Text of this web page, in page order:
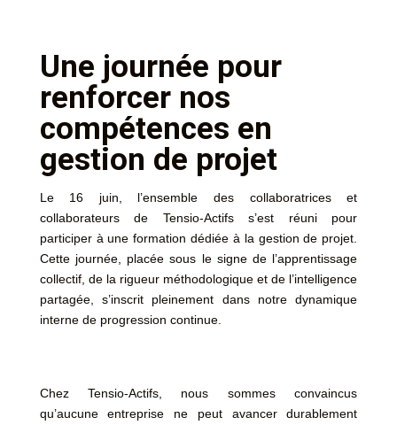
Une journée pour
renforcer nos
compétences en
gestion de projet
Le 16 juin, l’ensemble des collaboratrices et
collaborateurs de Tensio-Actifs s’est réuni pour
participer à une formation dédiée à la gestion de projet.
Cette journée, placée sous le signe de l’apprentissage
collectif, de la rigueur méthodologique et de l’intelligence
partagée, s’inscrit pleinement dans notre dynamique
interne de progression continue.
Chez Tensio-Actifs, nous sommes convaincus
qu’aucune entreprise ne peut avancer durablement